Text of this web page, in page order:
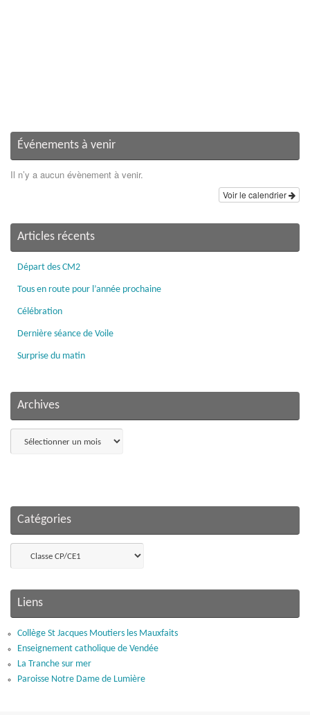
Événements à venir
Il n’y a aucun évènement à venir.
Voir le calendrier
Articles récents
Départ des CM2
Tous en route pour l’année prochaine
Célébration
Dernière séance de Voile
Surprise du matin
Archives
Catégories
Liens
Collège St Jacques Moutiers les Mauxfaits
Enseignement catholique de Vendée
La Tranche sur mer
Paroisse Notre Dame de Lumière